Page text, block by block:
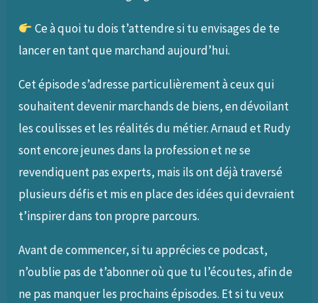
Ce à quoi tu dois t’attendre si tu envisages de te
lancer en tant que marchand aujourd’hui.
Cet épisode s’adresse particulièrement à ceux qui
souhaitent devenir marchands de biens, en dévoilant
les coulisses et les réalités du métier. Arnaud et Rudy
sont encore jeunes dans la profession et ne se
revendiquent pas experts, mais ils ont déjà traversé
plusieurs défis et mis en place des idées qui devraient
t’inspirer dans ton propre parcours.
Avant de commencer, si tu apprécies ce podcast,
n’oublie pas de t’abonner où que tu l’écoutes, afin de
ne pas manquer les prochains épisodes. Et si tu veux